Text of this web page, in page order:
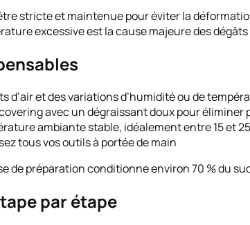
stricte et maintenue pour éviter la
excessive est la cause majeure des
d’air et des variations d’humidité ou de
avec un dégraissant doux pour éliminer
ambiante stable, idéalement entre 15 et
tous vos outils à portée de main
de préparation conditionne environ 70 % du
par étape